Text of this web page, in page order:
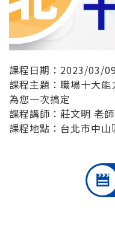
課程日期：2023/03/
課程主題：職場十大
為您一次搞定
課程講師：莊文明 老師
課程地點：台北市中